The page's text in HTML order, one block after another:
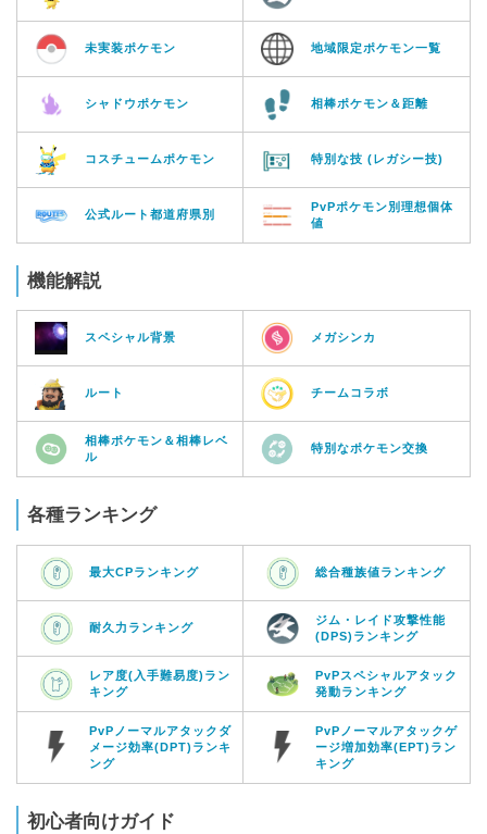
未実装ポケモン 地域限定ポケモン一覧
シャドウポケモン 相棒ポケモン＆距離
コスチュームポケモン 特別な技 (レガシー技)
公式ルート都道府県別
PvPポケモン別理想個体
値
機能解説
スペシャル背景 メガシンカ
ルート チームコラボ
相棒ポケモン＆相棒レベ
ル
特別なポケモン交換
各種ランキング
最大CPランキング 総合種族値ランキング
耐久力ランキング
ジム・レイド攻撃性能
(DPS)ランキング
レア度(入手難易度)ラン
キング
PvPスペシャルアタック
発動ランキング
PvPノーマルアタックダ
メージ効率(DPT)ランキ
ング
PvPノーマルアタックゲ
ージ増加効率(EPT)ラン
キング
初心者向けガイド